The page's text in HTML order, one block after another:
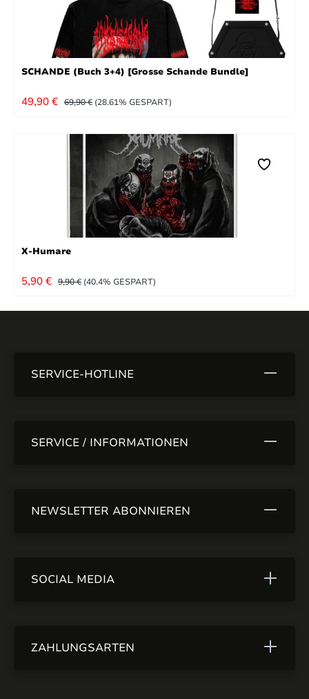
SCHANDE (Buch 3+4) [Grosse Schande Bundle]
VERKAUFSPREIS:
49,90 € REGULÄRER PREIS:
69,90 € (28.61% GESPART)
X-Humare
VERKAUFSPREIS:
5,90 € REGULÄRER PREIS:
9,90 € (40.4% GESPART)
SERVICE-HOTLINE
SERVICE / INFORMATIONEN
NEWSLETTER ABONNIEREN
SOCIAL MEDIA
ZAHLUNGSARTEN